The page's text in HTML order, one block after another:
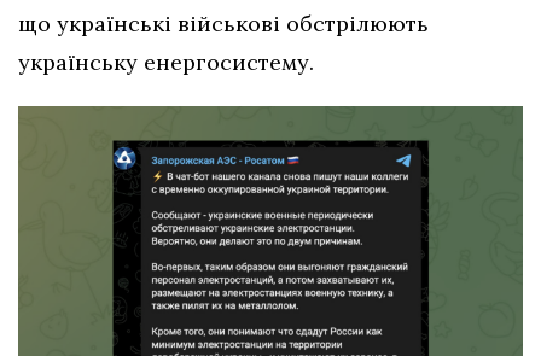
що українські військові обстрілюють
українську енергосистему.